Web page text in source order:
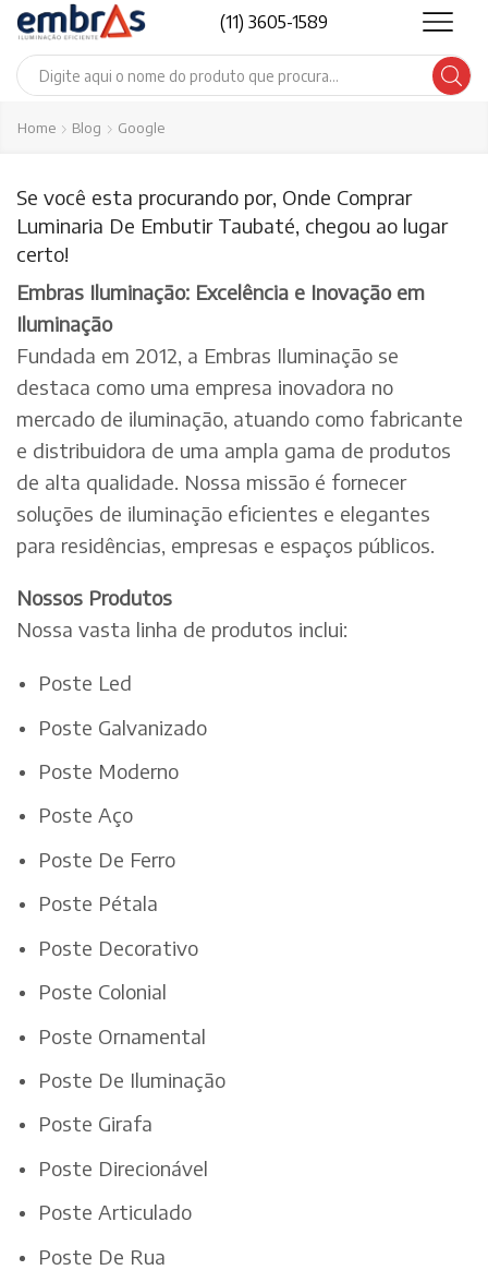
(11) 3605-1589
Search
Home Blog Google
Se você esta procurando por, Onde Comprar
Luminaria De Embutir Taubaté, chegou ao lugar
certo!
Embras Iluminação: Excelência e Inovação em
Iluminação
Fundada em 2012, a Embras Iluminação se
destaca como uma empresa inovadora no
mercado de iluminação, atuando como fabricante
e distribuidora de uma ampla gama de produtos
de alta qualidade. Nossa missão é fornecer
soluções de iluminação eficientes e elegantes
para residências, empresas e espaços públicos.
Nossos Produtos
Nossa vasta linha de produtos inclui:
Poste Led
Poste Galvanizado
Poste Moderno
Poste Aço
Poste De Ferro
Poste Pétala
Poste Decorativo
Poste Colonial
Poste Ornamental
Poste De Iluminação
Poste Girafa
Poste Direcionável
Poste Articulado
Poste De Rua